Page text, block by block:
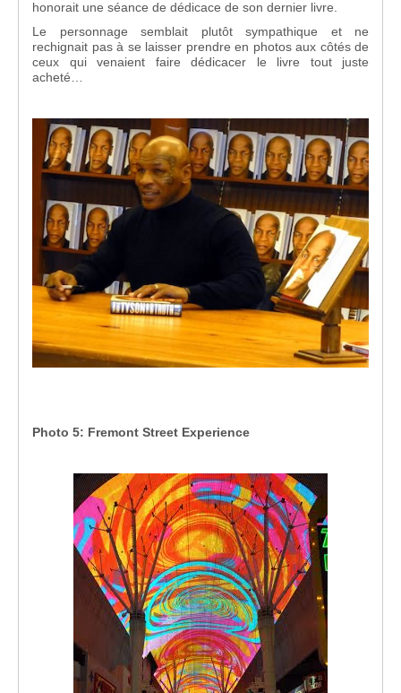
honorait une séance de dédicace de son dernier livre.
Le personnage semblait plutôt sympathique et ne
rechignait pas à se laisser prendre en photos aux côtés de
ceux qui venaient faire dédicacer le livre tout juste
acheté…
Photo 5: Fremont Street Experience